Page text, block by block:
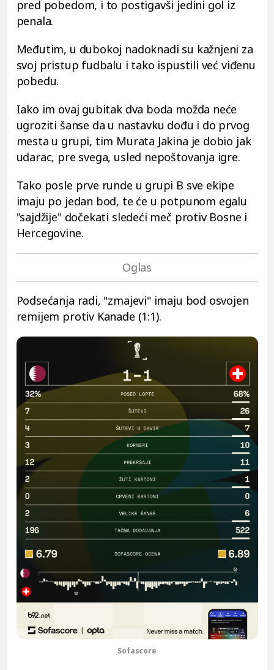
pred pobedom, i to postigavši jedini gol iz
penala.
Međutim, u dubokoj nadoknadi su kažnjeni za
svoj pristup fudbalu i tako ispustili već viđenu
pobedu.
Iako im ovaj gubitak dva boda možda neće
ugroziti šanse da u nastavku dođu i do prvog
mesta u grupi, tim Murata Jakina je dobio jak
udarac, pre svega, usled nepoštovanja igre.
Tako posle prve runde u grupi B sve ekipe
imaju po jedan bod, te će u potpunom egalu
"sajdžije" dočekati sledeći meč protiv Bosne i
Hercegovine.
Podsećanja radi, "zmajevi" imaju bod osvojen
remijem protiv Kanade (1:1).
Sofascore